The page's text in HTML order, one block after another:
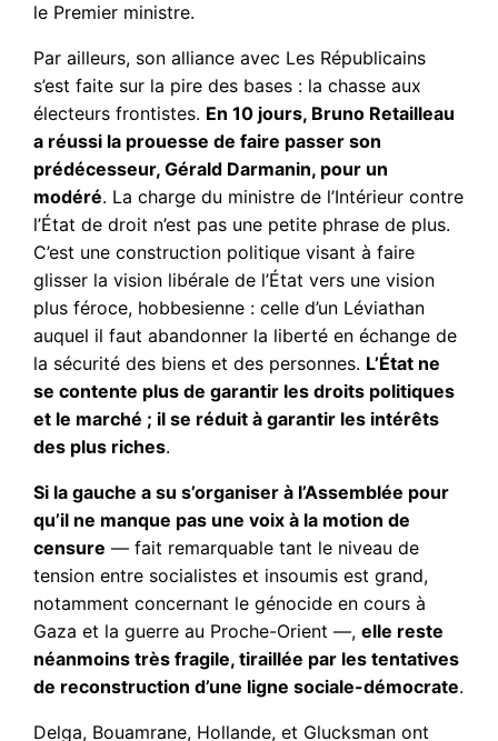
le Premier ministre.
Par ailleurs, son alliance avec Les Républicains
s’est faite sur la pire des bases : la chasse aux
électeurs frontistes. En 10 jours, Bruno Retailleau
a réussi la prouesse de faire passer son
prédécesseur, Gérald Darmanin, pour un
modéré. La charge du ministre de l’Intérieur contre
l’État de droit n’est pas une petite phrase de plus.
C’est une construction politique visant à faire
glisser la vision libérale de l’État vers une vision
plus féroce, hobbesienne : celle d’un Léviathan
auquel il faut abandonner la liberté en échange de
la sécurité des biens et des personnes. L’État ne
se contente plus de garantir les droits politiques
et le marché ; il se réduit à garantir les intérêts
des plus riches.
Si la gauche a su s’organiser à l’Assemblée pour
qu’il ne manque pas une voix à la motion de
censure — fait remarquable tant le niveau de
tension entre socialistes et insoumis est grand,
notamment concernant le génocide en cours à
Gaza et la guerre au Proche-Orient —,elle reste
néanmoins très fragile, tiraillée par les tentatives
de reconstruction d’une ligne sociale-démocrate.
Delga, Bouamrane, Hollande, et Glucksman ont